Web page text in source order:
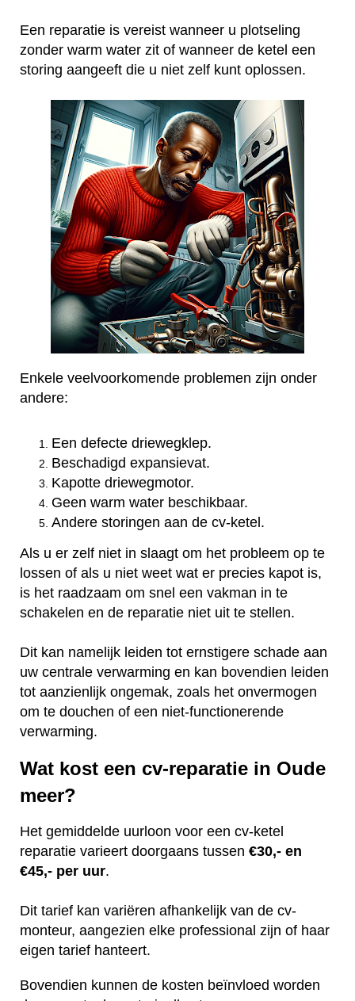
Een reparatie is vereist wanneer u plotseling
zonder warm water zit of wanneer de ketel een
storing aangeeft die u niet zelf kunt oplossen.
Enkele veelvoorkomende problemen zijn onder
andere:
Een defecte driewegklep.
Beschadigd expansievat.
Kapotte driewegmotor.
Geen warm water beschikbaar.
Andere storingen aan de cv-ketel.
Als u er zelf niet in slaagt om het probleem op te
lossen of als u niet weet wat er precies kapot is,
is het raadzaam om snel een vakman in te
schakelen en de reparatie niet uit te stellen.
Dit kan namelijk leiden tot ernstigere schade aan
uw centrale verwarming en kan bovendien leiden
tot aanzienlijk ongemak, zoals het onvermogen
om te douchen of een niet-functionerende
verwarming.
Wat kost een cv-reparatie in Oude
meer?
Het gemiddelde uurloon voor een cv-ketel
reparatie varieert doorgaans tussen €30,- en
€45,- per uur.
Dit tarief kan variëren afhankelijk van de cv-
monteur, aangezien elke professional zijn of haar
eigen tarief hanteert.
Bovendien kunnen de kosten beïnvloed worden